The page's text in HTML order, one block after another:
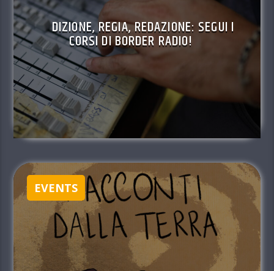
DIZIONE, REGIA, REDAZIONE: SEGUI I
CORSI DI BORDER RADIO!
EVENTS